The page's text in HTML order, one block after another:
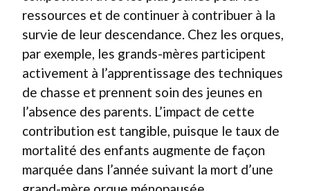
ressources et de continuer à contribuer à la
survie de leur descendance. Chez les orques,
par exemple, les grands-mères participent
activement à l’apprentissage des techniques
de chasse et prennent soin des jeunes en
l’absence des parents. L’impact de cette
contribution est tangible, puisque le taux de
mortalité des enfants augmente de façon
marquée dans l’année suivant la mort d’une